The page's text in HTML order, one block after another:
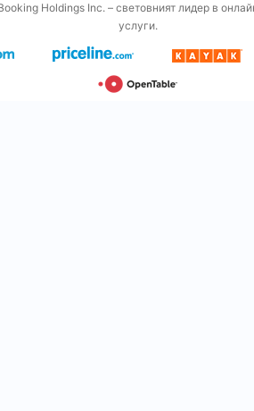
Holdings Inc. – световният лидер в
услуги.